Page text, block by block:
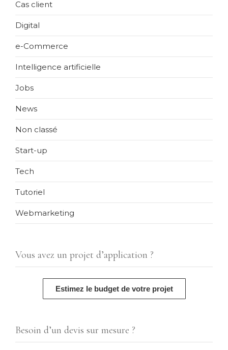
Cas client
Digital
e-Commerce
Intelligence artificielle
Jobs
News
Non classé
Start-up
Tech
Tutoriel
Webmarketing
Vous avez un projet d’application ?
Estimez le budget de votre projet
Besoin d’un devis sur mesure ?